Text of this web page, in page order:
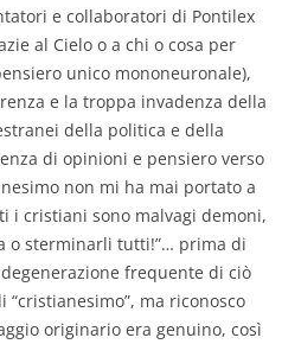
e collaboratori di Pontilex
al Cielo o a chi o cosa per
unico mononeuronale),
e la troppa invadenza della
della politica e della
di opinioni e pensiero verso
non mi ha mai portato a
i cristiani sono malvagi demoni,
o sterminarli tutti!”… prima di
frequente di ciò
ma riconosco
originario era genuino, così